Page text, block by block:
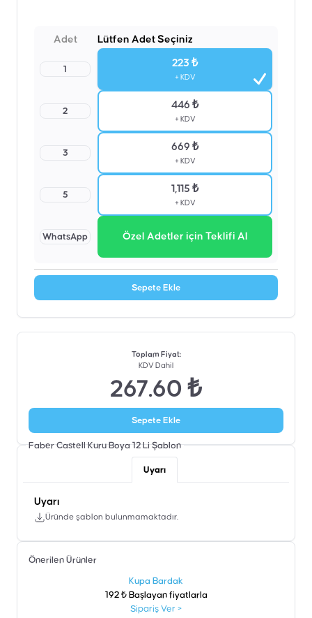
Adet Lütfen Adet Seçiniz
1
223 ₺
+ KDV
2
446 ₺
+ KDV
3
669 ₺
+ KDV
5
1,115 ₺
+ KDV
WhatsApp Özel Adetler için Teklifi Al
Sepete Ekle
Toplam Fiyat:
KDV Dahil
267.60 ₺
Sepete Ekle
Faber Castell Kuru Boya 12 Li Şablon
Uyarı
Uyarı
Üründe şablon bulunmamaktadır.
Önerilen Ürünler
Kupa Bardak
192 ₺ Başlayan fiyatlarla
Sipariş Ver >